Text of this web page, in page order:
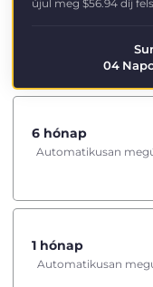
újul meg $56.94 díj
04
6 hónap
Automatikusan
1 hónap
Automatikusan